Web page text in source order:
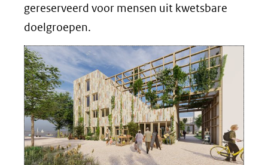
gereserveerd voor mensen uit kwetsbare
doelgroepen.